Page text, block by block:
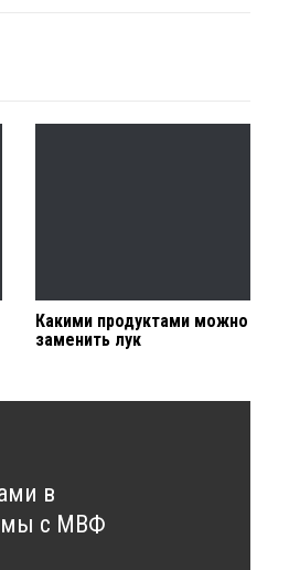
Какими продуктами можно
заменить лук
в
с МВФ